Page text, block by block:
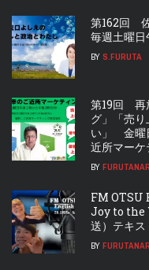
第162回 佐
毎週土曜
BY S.FURUTA
第19回 再
グ」「売
い」 金曜
近所マー
BY
FM OTSU
Joy to the
送）テキス
BY